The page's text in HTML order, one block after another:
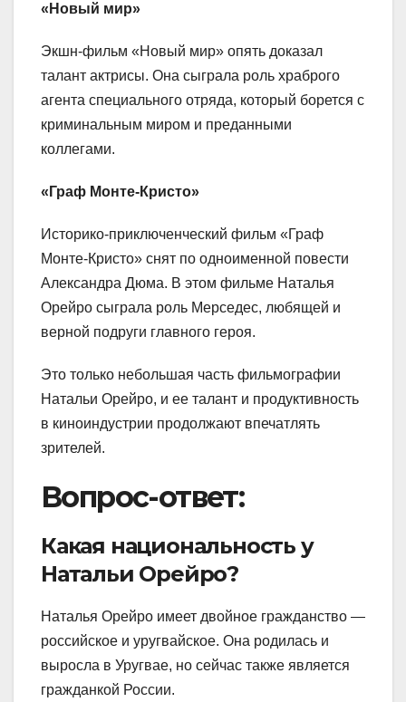
«Новый мир»
Экшн-фильм «Новый мир» опять доказал
талант актрисы. Она сыграла роль храброго
агента специального отряда, который борется с
криминальным миром и преданными
коллегами.
«Граф Монте-Кристо»
Историко-приключенческий фильм «Граф
Монте-Кристо» снят по одноименной повести
Александра Дюма. В этом фильме Наталья
Орейро сыграла роль Мерседес, любящей и
верной подруги главного героя.
Это только небольшая часть фильмографии
Натальи Орейро, и ее талант и продуктивность
в киноиндустрии продолжают впечатлять
зрителей.
Вопрос-ответ:
Какая национальность у
Натальи Орейро?
Наталья Орейро имеет двойное гражданство —
российское и уругвайское. Она родилась и
выросла в Уругвае, но сейчас также является
гражданкой России.